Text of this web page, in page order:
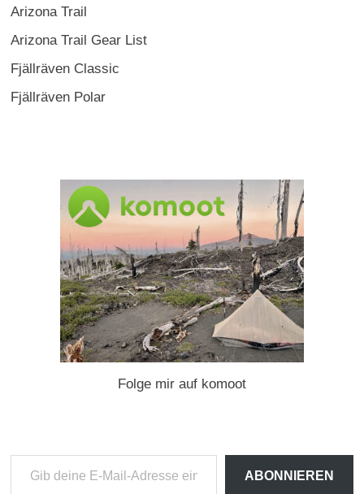
Arizona Trail
Arizona Trail Gear List
Fjällräven Classic
Fjällräven Polar
Folge mir auf komoot
deine
ABONNIEREN